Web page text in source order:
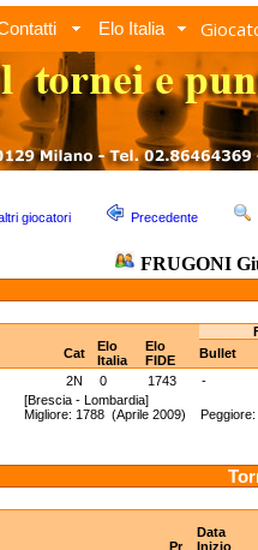
Elo Italia
giocatori Precedente
FRUGONI
Cat
Elo
Italia
Elo
FIDE
Bullet
2N 0 1743
-
[Brescia - Lombardia]
Migliore: 1788 (Aprile 2009)
Data
Pr
Inizio